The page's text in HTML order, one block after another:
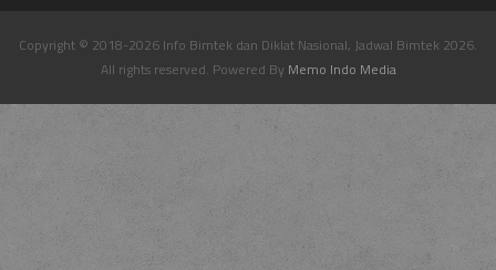
Copyright © 2018-2026 Info Bimtek dan Diklat Nasional, Jadwal Bimtek 2026.
All rights reserved. Powered By Memo Indo Media